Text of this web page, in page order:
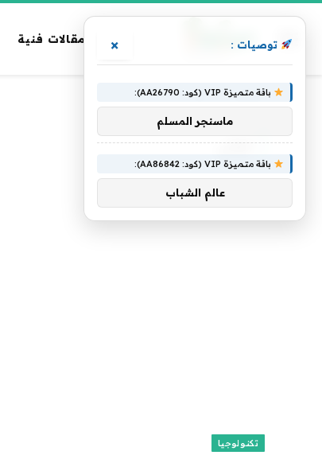
مقالات فنية
الرئيسية » لوكي
لوكي
تكنولوجيا
توصيات : ×
باقة متميزة VIP (كود: AA26790):
ماسنجر المسلم
باقة متميزة VIP (كود: AA86842):
عالم الشباب